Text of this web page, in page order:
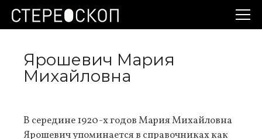
Ярошевич Мария
Михайловна
В середине 1920-х годов Мария Михайловна
Ярошевич упоминается в справочниках как